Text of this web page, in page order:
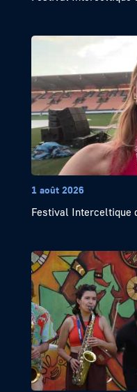
1 août 2026
Festival Interceltique